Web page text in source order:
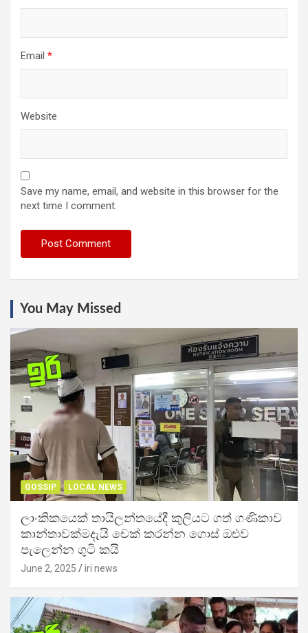
Email *
Website
Save my name, email, and website in this browser for the
next time I comment.
You May Missed
GOSSIP LOCAL NEWS
ලාංකිකයෙක් තායිලන්තයේදී කුලියට ගත් ගණිකාව
කාන්තාවක්මදැයි චෙක් කරන්න ගොස් ඔළුව
පැලෙන්න ගුටි කයි
June 2, 2025 iri news